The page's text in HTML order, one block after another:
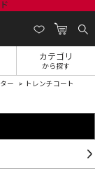
カテゴリ
から探す
ー トレンチコート